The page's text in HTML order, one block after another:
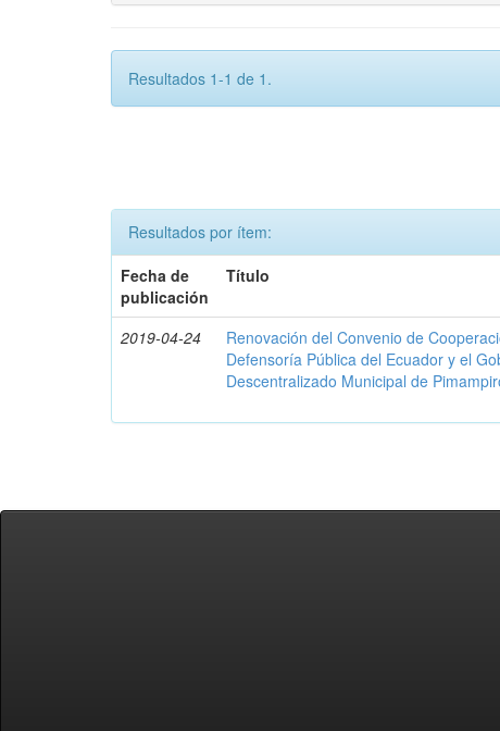
Resultados 1-1 de 1.
Resultados por ítem:
Fecha de
publicación
Título
2019-04-24
Renovación del Convenio de
Defensoría Pública del Ecuador y el
Descentralizado Municipal de